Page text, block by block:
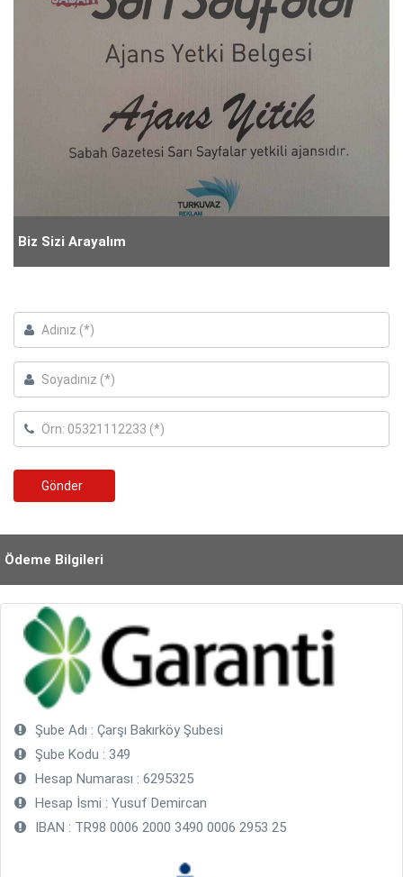
Biz Sizi Arayalım
Ödeme Bilgileri
Şube Adı : Çarşı Bakırköy Şubesi
Şube Kodu : 349
Hesap Numarası : 6295325
Hesap İsmi : Yusuf Demircan
IBAN : TR98 0006 2000 3490 0006 2953 25